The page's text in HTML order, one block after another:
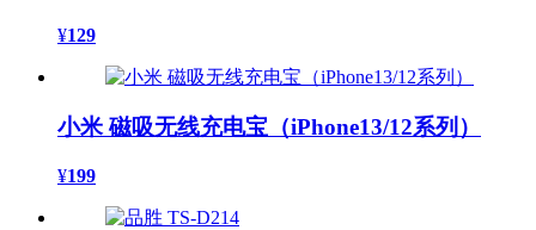
¥129
小米 磁吸无线充电宝（iPhone13/12系列）
¥199